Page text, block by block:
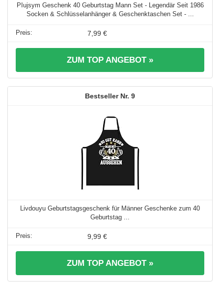
PIujsym Geschenk 40 Geburtstag Mann Set - Legendär Seit 1986
Socken & Schlüsselanhänger & Geschenktaschen Set - ...
7,99 €
ZUM TOP ANGEBOT »
9
Livdouyu Geburtstagsgeschenk für Männer Geschenke zum 40
Geburtstag ...
9,99 €
ZUM TOP ANGEBOT »